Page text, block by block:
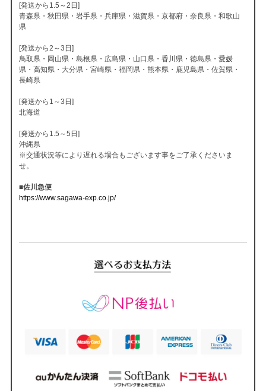
[発送から1.5～2日]
青森県・秋田県・岩手県・兵庫県・滋賀県・京都府・奈良県・和歌山
県
[発送から2～3日]
鳥取県・岡山県・島根県・広島県・山口県・香川県・徳島県・愛媛
県・高知県・大分県・宮崎県・福岡県・熊本県・鹿児島県・佐賀県・
長崎県
[発送から1～3日]
北海道
[発送から1.5～5日]
沖縄県
※交通状況等により遅れる場合もございます事をご了承くださいま
せ。
■佐川急便
https://www.sagawa-exp.co.jp/